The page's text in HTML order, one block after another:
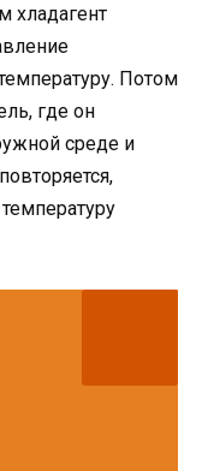
хладагент
Потом
где он
среде и